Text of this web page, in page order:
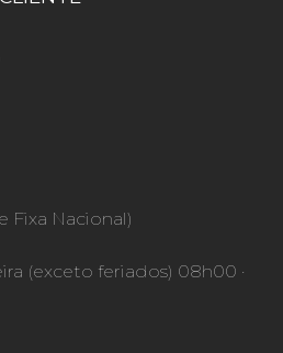
Fixa Nacional)
(exceto feriados) 08h00 ·